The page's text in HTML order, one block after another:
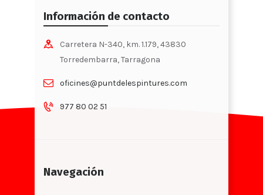
Información de contacto
Carretera N-340, km. 1.179, 43830
Torredembarra, Tarragona
oficines@puntdelespintures.com
977 80 02 51
Navegación